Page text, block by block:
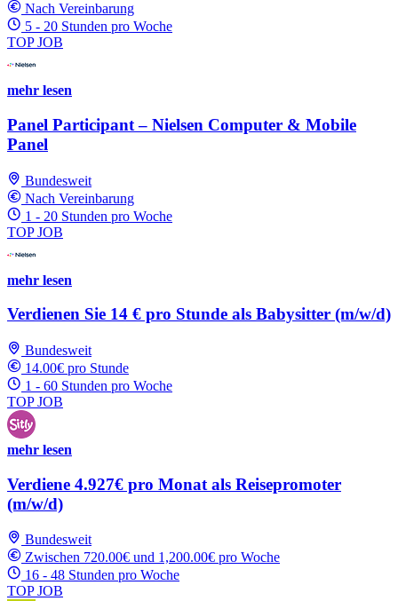
Nach Vereinbarung
5 - 20 Stunden pro Woche
TOP JOB
mehr lesen
Panel Participant – Nielsen Computer & Mobile
Panel
Bundesweit
Nach Vereinbarung
1 - 20 Stunden pro Woche
TOP JOB
mehr lesen
Verdienen Sie 14 € pro Stunde als Babysitter (m/w/d)
Bundesweit
14.00€ pro Stunde
1 - 60 Stunden pro Woche
TOP JOB
mehr lesen
Verdiene 4.927€ pro Monat als Reisepromoter
(m/w/d)
Bundesweit
Zwischen 720.00€ und 1,200.00€ pro Woche
16 - 48 Stunden pro Woche
TOP JOB